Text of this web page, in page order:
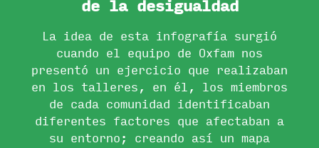
de la desigualdad
La idea de esta infografía surgió
cuando el equipo de Oxfam nos
presentó un ejercicio que realizaban
en los talleres, en él, los miembros
de cada comunidad identificaban
diferentes factores que afectaban a
su entorno; creando así un mapa